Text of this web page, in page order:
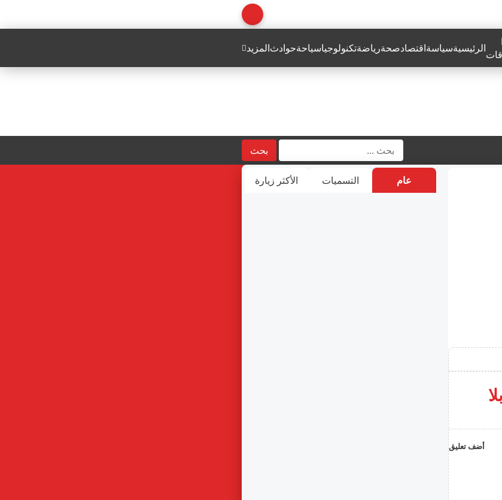
الرئيسيةسياسةاقتصادصحةرياضةتكنولوجياسياحةحوادثالمزيد
بحث
أضف تعليق
عام التسميات الأكثر زيارة